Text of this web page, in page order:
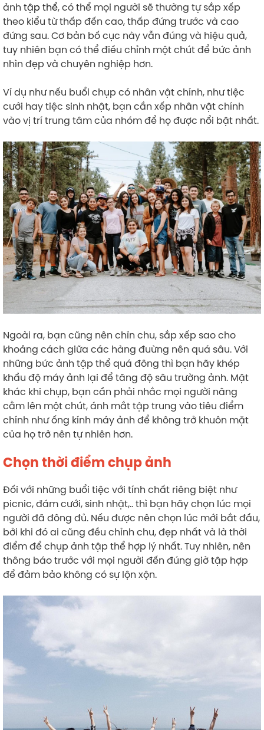
ảnh tập thể, có thể mọi người sẽ thường tự sắp xếp
theo kiểu từ thấp đến cao, thấp đứng trước và cao
đứng sau. Cơ bản bố cục này vẫn đúng và hiệu quả,
tuy nhiên bạn có thể điều chỉnh một chút để bức ảnh
nhìn đẹp và chuyên nghiệp hơn.
Ví dụ như nếu buổi chụp có nhân vật chính, như tiệc
cưới hay tiệc sinh nhật, bạn cần xếp nhân vật chính
vào vị trí trung tâm của nhóm để họ được nổi bật nhất.
Ngoài ra, bạn cũng nên chỉn chu, sắp xếp sao cho
khoảng cách giữa các hàng đuừng nên quá sâu. Với
những bức ảnh tập thể quá đông thì bạn hãy khép
khẩu độ máy ảnh lại để tăng độ sâu trường ảnh. Mặt
khác khi chụp, bạn cần phải nhắc mọi người nâng
cằm lên một chút, ánh mắt tập trung vào tiêu điểm
chính như ống kính máy ảnh để không trở khuôn mặt
của họ trở nên tự nhiên hơn.
Chọn thời điểm chụp ảnh
Đối với những buổi tiệc với tính chất riêng biệt như
picnic, đám cưới, sinh nhật,.. thì bạn hãy chọn lúc mọi
người đã đông đủ. Nếu được nên chọn lúc mới bắt đầu,
bởi khi đó ai cũng đều chỉnh chu, đẹp nhất và là thời
điểm để chụp ảnh tập thể hợp lý nhất. Tuy nhiên, nên
thông báo trước với mọi người đến đúng giờ tập hợp
để đảm bảo không có sự lộn xộn.